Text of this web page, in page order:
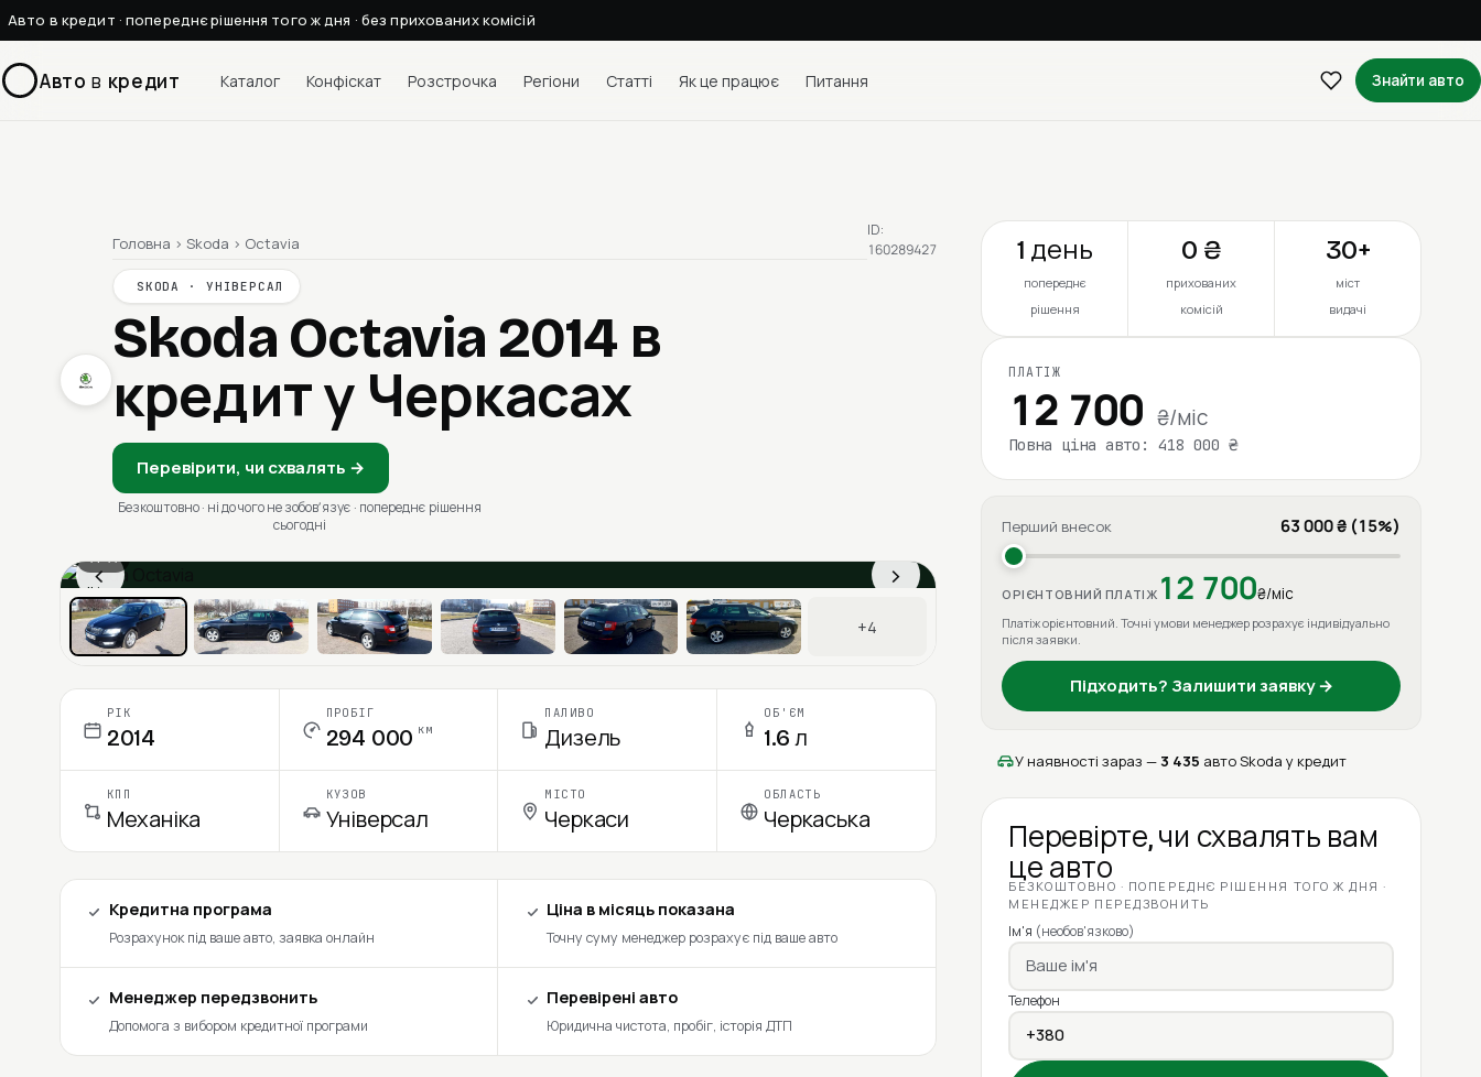
Авто в кредит · попереднє рішення того ж дня · без прихованих комісій
Авто в кредит Каталог Конфіскат Розстрочка Регіони Статті Як це працює Питання Знайти авто
Головна › Skoda › Octavia
SKODA · УНІВЕРСАЛ
Skoda Octavia 2014 в
кредит у Черкасах
Перевірити, чи схвалять →
Безкоштовно · ні до чого не зобовʼязує · попереднє рішення
сьогодні
ID:
160289427
‹ ›
1 / 11
Ціна в місяць
+4
РІК
2014
ПРОБІГ
294 000 км
ПАЛИВО
Дизель
ОБ'ЄМ
1.6 л
КПП
Механіка
КУЗОВ
Універсал
МІСТО
Черкаси
ОБЛАСТЬ
Черкаська
Кредитна програма
Розрахунок під ваше авто, заявка онлайн
Ціна в місяць показана
Точну суму менеджер розрахує під ваше авто
Менеджер передзвонить
Допомога з вибором кредитної програми
Перевірені авто
Юридична чистота, пробіг, історія ДТП
1 день
попереднє
рішення
0 ₴
прихованих
комісій
30+
міст
видачі
ПЛАТІЖ
12 700 ₴/міс
Повна ціна авто: 418 000 ₴
Перший внесок 63 000 ₴ (15%)
ОРІЄНТОВНИЙ ПЛАТІЖ 12 700₴/міс
Платіж орієнтовний. Точні умови менеджер розрахує індивідуально
після заявки.
Підходить? Залишити заявку →
У наявності зараз — 3 435 авто Skoda у кредит
Перевірте, чи схвалять вам
це авто
БЕЗКОШТОВНО · ПОПЕРЕДНЄ РІШЕННЯ ТОГО Ж ДНЯ ·
МЕНЕДЖЕР ПЕРЕДЗВОНИТЬ
Ім'я (необов'язково)
Телефон